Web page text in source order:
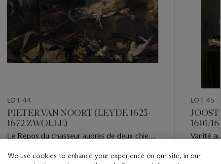
LOT 44
PIETER VAN NOORT (LEYDE 1623-
1672 ZWOLLE)
Le Repos du chasseur auprès de deux chiens,
fasciée, de bouvreuils et d'autres oiseaux
Estimate
LOT 45
1601/
Vanité
Estimate
We use cookies to enhance your experience on our site, in our